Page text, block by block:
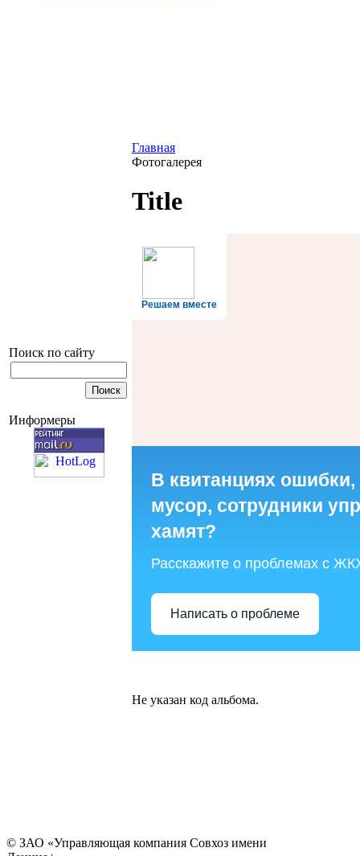
Поиск по сайту
Информеры
Главная
Фотогалерея
Title
Решаем вместе
В квитанциях
мусор, сотрудники
хамят?
Расскажите о проблемах с
Написать о проблеме
Не указан код альбома.
© ЗАО «Управляющая компания Совхоз имени